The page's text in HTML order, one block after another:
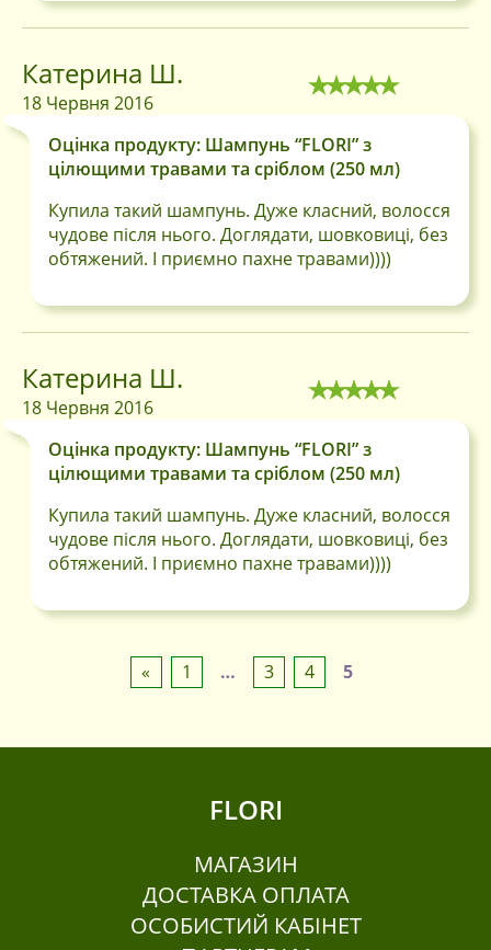
Катерина Ш.
18 Червня 2016
Оцінка продукту: Шампунь “FLORI” з
цілющими травами та сріблом (250 мл)
Купила такий шампунь. Дуже класний, волосся
чудове після нього. Доглядати, шовковиці, без
обтяжений. І приємно пахне травами))))
Катерина Ш.
18 Червня 2016
Оцінка продукту: Шампунь “FLORI” з
цілющими травами та сріблом (250 мл)
Купила такий шампунь. Дуже класний, волосся
чудове після нього. Доглядати, шовковиці, без
обтяжений. І приємно пахне травами))))
« 1 … 3 4 5
FLORI
МАГАЗИН
ДОСТАВКА ОПЛАТА
ОСОБИСТИЙ КАБІНЕТ